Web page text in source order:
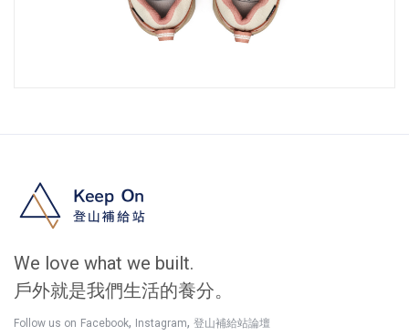
We love what we built.
戶外就是我們生活的養分。
Follow us on Facebook, Instagram, 登山補給站論壇